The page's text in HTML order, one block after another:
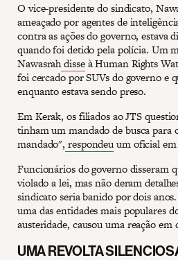
O vice-presidente do sindicato,
ameaçado por agentes de
contra as ações do governo,
quando foi detido pela polícia. Um
Nawasrahdisseà Human Rights
foi cercado por SUVs do governo e
enquanto estava sendo preso.
Em Kerak, os filiados ao JTS
tinham um mandado de busca para
mandado", respondeuum oficial em
Funcionários do governo disseram
violado a lei, mas não deram
sindicato seria banido por dois
uma das entidades mais populares
austeridade, causou uma reação em
UMA REVOLTA